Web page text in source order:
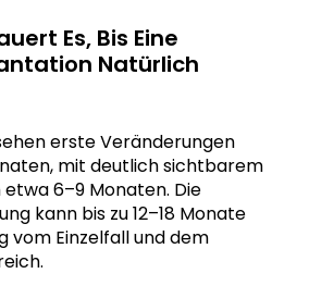
Es, Bis Eine
Natürlich
erste Veränderungen
mit deutlich sichtbarem
6–9 Monaten. Die
kann bis zu 12–18 Monate
vom Einzelfall und dem